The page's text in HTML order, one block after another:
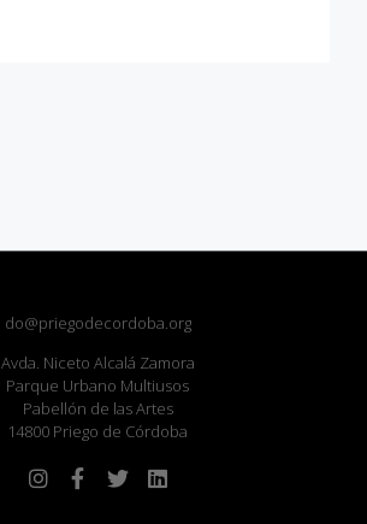
do@priegodecordoba.org
Avda. Niceto Alcalá Zamora
Parque Urbano Multiusos
Pabellón de las Artes
14800 Priego de Córdoba